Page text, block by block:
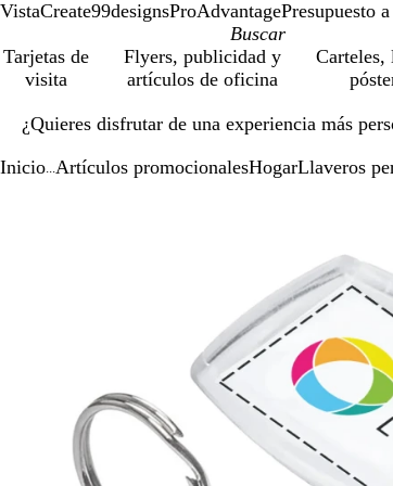
VistaCreate99designsProAdvantagePresupuesto
Tarjetas de
visita
Flyers, publicidad y
artículos de oficina
Carteles,
¿Quieres disfrutar de una experiencia más
1
Inicio Artículos promocionalesHogarLlaveros
de
y
para
y